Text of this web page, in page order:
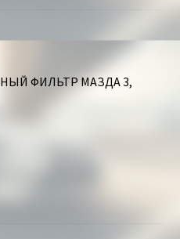
ФИЛЬТР МАЗДА 3,